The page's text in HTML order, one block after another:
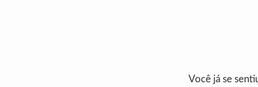
Você já se